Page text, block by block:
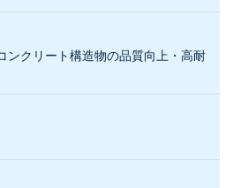
ンクリート構造物の品質向上・高耐